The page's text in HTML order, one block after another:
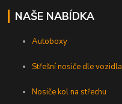
NAŠE NABÍDKA
Autoboxy
Střešní nosiče dle vozidla
Nosiče kol na střechu